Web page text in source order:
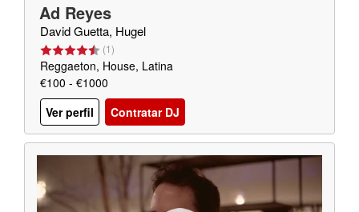
Ad Reyes
David Guetta, Hugel
(1)
Reggaeton, House, Latina
€100 - €1000
Ver perfil
Contratar DJ